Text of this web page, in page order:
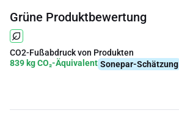
Grüne Produktbewertung
CO2-Fußabdruck von Produkten
839 kg CO₂-Äquivalent Sonepar-Schätzung